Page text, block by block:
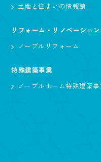
土地と住まいの情報館
リフォーム・リノベーショ
ノーブルリフォーム
特殊建築事業
ノーブルホーム特殊建築